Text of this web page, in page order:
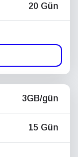
20 Gün
3GB/gün
15 Gün